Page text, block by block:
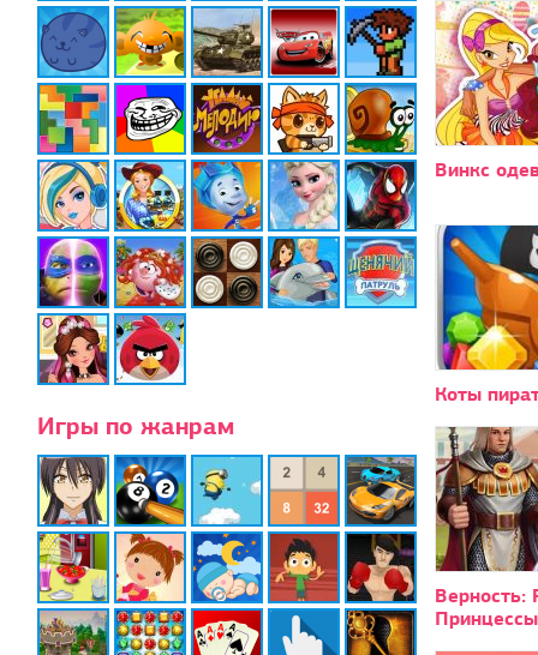
Игры по жанрам
Винкс
Коты
Верность:
Принцессы